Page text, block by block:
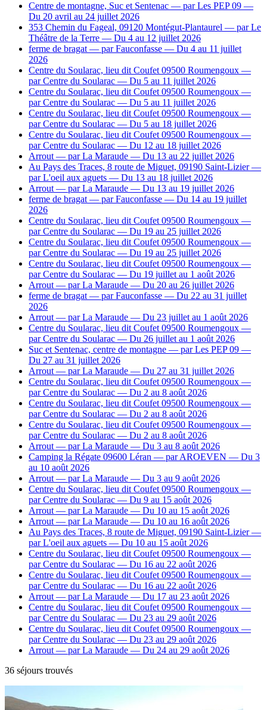
Centre de montagne, Suc et Sentenac — par Les PEP 09 —
Du 20 avril au 24 juillet 2026
353 Chemin du Fageal, 09120 Montégut-Plantaurel — par Le
Théâtre de la Terre — Du 4 au 12 juillet 2026
ferme de bragat — par Fauconfasse — Du 4 au 11 juillet
2026
Centre du Soularac, lieu dit Coufet 09500 Roumengoux —
par Centre du Soularac — Du 5 au 11 juillet 2026
Centre du Soularac, lieu dit Coufet 09500 Roumengoux —
par Centre du Soularac — Du 5 au 11 juillet 2026
Centre du Soularac, lieu dit Coufet 09500 Roumengoux —
par Centre du Soularac — Du 5 au 18 juillet 2026
Centre du Soularac, lieu dit Coufet 09500 Roumengoux —
par Centre du Soularac — Du 12 au 18 juillet 2026
Arrout — par La Maraude — Du 13 au 22 juillet 2026
Au Pays des Traces, 8 route de Miguet, 09190 Saint-Lizier—
par L'oeil aux aguets — Du 13 au 18 juillet 2026
Arrout — par La Maraude — Du 13 au 19 juillet 2026
ferme de bragat — par Fauconfasse — Du 14 au 19 juillet
2026
Centre du Soularac, lieu dit Coufet 09500 Roumengoux —
par Centre du Soularac — Du 19 au 25 juillet 2026
Centre du Soularac, lieu dit Coufet 09500 Roumengoux —
par Centre du Soularac — Du 19 au 25 juillet 2026
Centre du Soularac, lieu dit Coufet 09500 Roumengoux —
par Centre du Soularac — Du 19 juillet au 1 août 2026
Arrout — par La Maraude — Du 20 au 26 juillet 2026
ferme de bragat — par Fauconfasse — Du 22 au 31 juillet
2026
Arrout — par La Maraude — Du 23 juillet au 1 août 2026
Centre du Soularac, lieu dit Coufet 09500 Roumengoux —
par Centre du Soularac — Du 26 juillet au 1 août 2026
Suc et Sentenac, centre de montagne — par Les PEP 09 —
Du 27 au 31 juillet 2026
Arrout — par La Maraude — Du 27 au 31 juillet 2026
Centre du Soularac, lieu dit Coufet 09500 Roumengoux —
par Centre du Soularac — Du 2 au 8 août 2026
Centre du Soularac, lieu dit Coufet 09500 Roumengoux —
par Centre du Soularac — Du 2 au 8 août 2026
Centre du Soularac, lieu dit Coufet 09500 Roumengoux —
par Centre du Soularac — Du 2 au 8 août 2026
Arrout — par La Maraude — Du 3 au 8 août 2026
Camping la Régate 09600 Léran — par AROEVEN — Du 3
au 10 août 2026
Arrout — par La Maraude — Du 3 au 9 août 2026
Centre du Soularac, lieu dit Coufet 09500 Roumengoux —
par Centre du Soularac — Du 9 au 15 août 2026
Arrout — par La Maraude — Du 10 au 15 août 2026
Arrout — par La Maraude — Du 10 au 16 août 2026
Au Pays des Traces, 8 route de Miguet, 09190 Saint-Lizier—
par L'oeil aux aguets — Du 10 au 15 août 2026
Centre du Soularac, lieu dit Coufet 09500 Roumengoux —
par Centre du Soularac — Du 16 au 22 août 2026
Centre du Soularac, lieu dit Coufet 09500 Roumengoux —
par Centre du Soularac — Du 16 au 22 août 2026
Arrout — par La Maraude — Du 17 au 23 août 2026
Centre du Soularac, lieu dit Coufet 09500 Roumengoux —
par Centre du Soularac — Du 23 au 29 août 2026
Centre du Soularac, lieu dit Coufet 09500 Roumengoux —
par Centre du Soularac — Du 23 au 29 août 2026
Arrout — par La Maraude — Du 24 au 29 août 2026
36 séjours trouvés